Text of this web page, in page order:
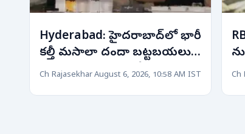
Hyderabad: హైదరాబాద్‌లో భారీ
కల్తీ మసాలా దందా బట్టబయలు..
25 టన్నులకు పైగా కల్తీ సుగంధ
Ch RajasekharAugust 6, 2026, 10:58 AM IST Ch